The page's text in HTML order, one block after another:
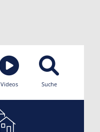
Videos Suche